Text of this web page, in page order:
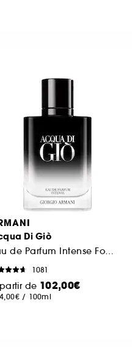
Di Giò
Eau de Parfum Intense Fougère Aquatique Fruitée
1081
de 102,00€
/ 100ml